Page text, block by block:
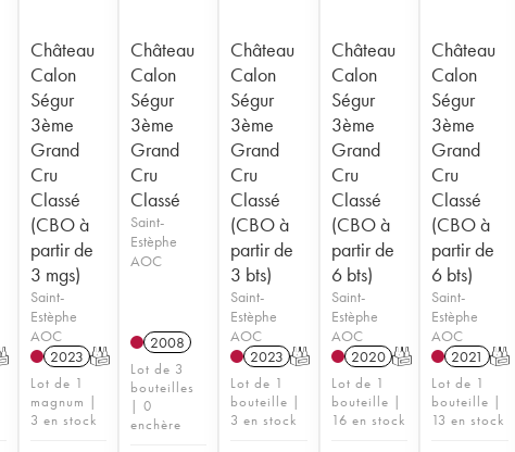
Château
Calon
Ségur
3ème
Grand
Cru
Classé
(CBO à
partir de
3 mgs)
Saint-
Estèphe
AOC
2023 T
Lot de 1
magnum |
3 en stock
Château
Calon
Ségur
3ème
Grand
Cru
Classé
Saint-
Estèphe
AOC
2008
Lot de 3
bouteilles
| 0
enchère
Château
Calon
Ségur
3ème
Grand
Cru
Classé
(CBO à
partir de
3 bts)
Saint-
Estèphe
AOC
2023 T
Lot de 1
bouteille |
3 en stock
Château
Calon
Ségur
3ème
Grand
Cru
Classé
(CBO à
partir de
6 bts)
Saint-
Estèphe
AOC
2020 T
Lot de 1
bouteille |
16 en stock
Château
Calon
Ségur
3ème
Grand
Cru
Classé
(CBO à
partir de
6 bts)
Saint-
Estèphe
AOC
2021 T
Lot de 1
bouteille |
13 en stock